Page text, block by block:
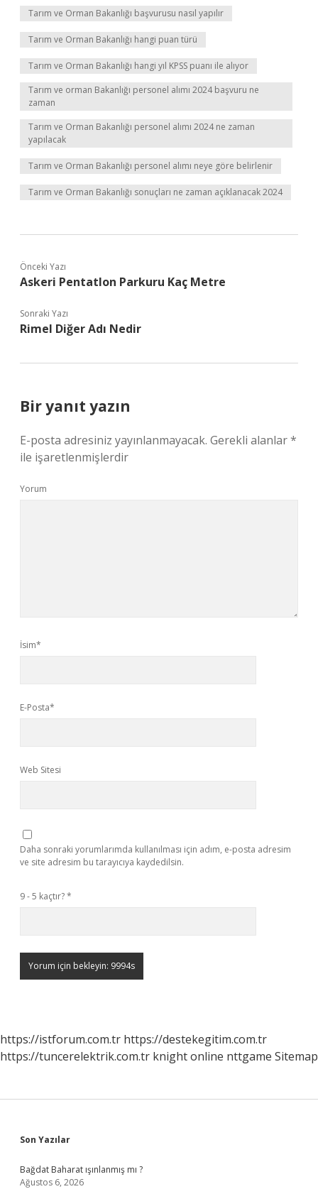
Tarım ve Orman Bakanlığı başvurusu nasıl yapılır
Tarım ve Orman Bakanlığı hangi puan türü
Tarım ve Orman Bakanlığı hangi yıl KPSS puanı ile alıyor
Tarım ve orman Bakanlığı personel alımı 2024 başvuru ne
zaman
Tarım ve Orman Bakanlığı personel alımı 2024 ne zaman
yapılacak
Tarım ve Orman Bakanlığı personel alımı neye göre belirlenir
Tarım ve Orman Bakanlığı sonuçları ne zaman açıklanacak 2024
Önceki Yazı
Askeri Pentatlon Parkuru Kaç Metre
Sonraki Yazı
Rimel Diğer Adı Nedir
Bir yanıt yazın
E-posta adresiniz yayınlanmayacak. Gerekli alanlar*
ile işaretlenmişlerdir
Yorum
İsim*
E-Posta*
Web Sitesi
Daha sonraki yorumlarımda kullanılması için adım, e-posta adresim
ve site adresim bu tarayıcıya kaydedilsin.
9 - 5 kaçtır?*
https://istforum.com.tr https://destekegitim.com.tr
https://tuncerelektrik.com.tr knight online nttgame Sitemap
Sidebar
Son Yazılar
Bağdat Baharat ışınlanmış mı ?
Ağustos 6, 2026